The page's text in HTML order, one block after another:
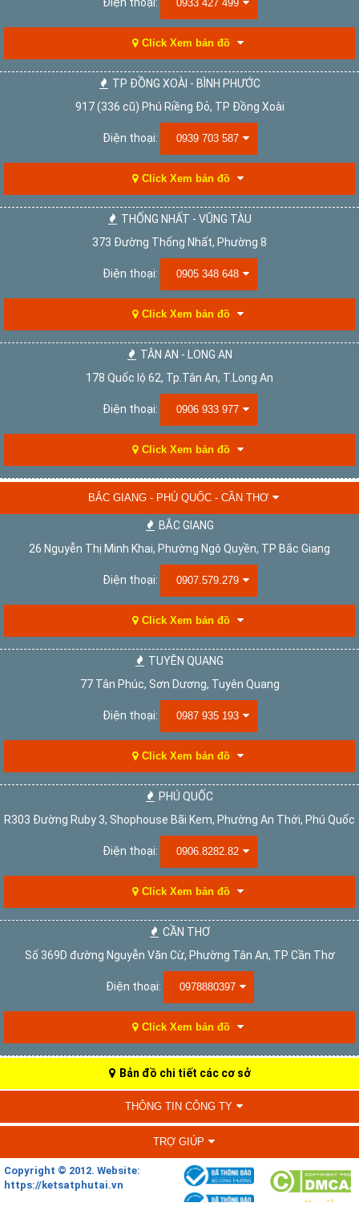
0933 427 499
Click Xem bản đồ
TP ĐỒNG XOÀI - BÌNH PHƯỚC
917 (336 cũ) Phú Riềng Đỏ, TP Đồng Xoài
Điện thoại: 0939 703 587
Click Xem bản đồ
THỐNG NHẤT - VŨNG TÀU
373 Đường Thống Nhất, Phường 8
Điện thoại: 0905 348 648
Click Xem bản đồ
TÂN AN - LONG AN
178 Quốc lộ 62, Tp.Tân An, T.Long An
Điện thoại: 0906 933 977
Click Xem bản đồ
BẮC GIANG - PHÚ QUỐC - CẦN THƠ
BẮC GIANG
26 Nguyễn Thị Minh Khai, Phường Ngô Quyền, TP Bắc Giang
Điện thoại: 0907.579.279
Click Xem bản đồ
TUYÊN QUANG
77 Tân Phúc, Sơn Dương, Tuyên Quang
Điện thoại: 0987 935 193
Click Xem bản đồ
PHÚ QUỐC
R303 Đường Ruby 3, Shophouse Bãi Kem, Phường An Thới, Phú Quốc
Điện thoại: 0906.8282.82
Click Xem bản đồ
CẦN THƠ
Số 369D đường Nguyễn Văn Cừ, Phường Tân An, TP Cần Thơ
Điện thoại: 0978880397
Click Xem bản đồ
Bản đồ chi tiết các cơ sở
THÔNG TIN CÔNG TY
TRỢ GIÚP
Copyright © 2012. Website:
https://ketsatphutai.vn